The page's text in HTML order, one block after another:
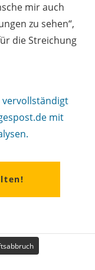
mir auch
zu sehen“,
die Streichung
vervollständigt
mit